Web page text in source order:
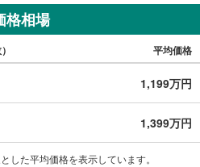
格相場
平均価格
1,199万円
1,399万円
した平均価格を表示しています。